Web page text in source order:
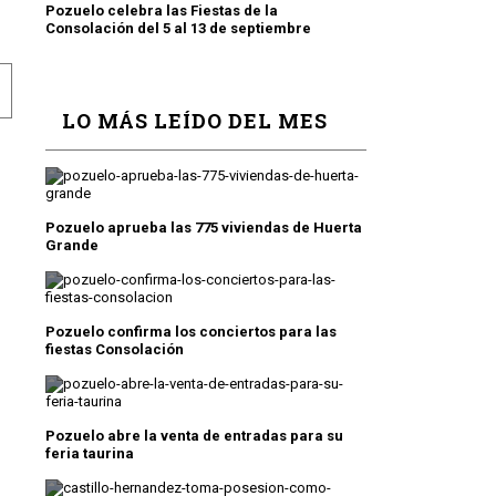
LOS PREMIOS DE 'CUENTOS COMENZADOS'
Pozuelo celebra las Fiestas de la
Consolación del 5 al 13 de septiembre
LO MÁS LEÍDO DEL MES
Pozuelo aprueba las 775 viviendas de Huerta
Grande
Pozuelo confirma los conciertos para las
fiestas Consolación
Pozuelo abre la venta de entradas para su
feria taurina